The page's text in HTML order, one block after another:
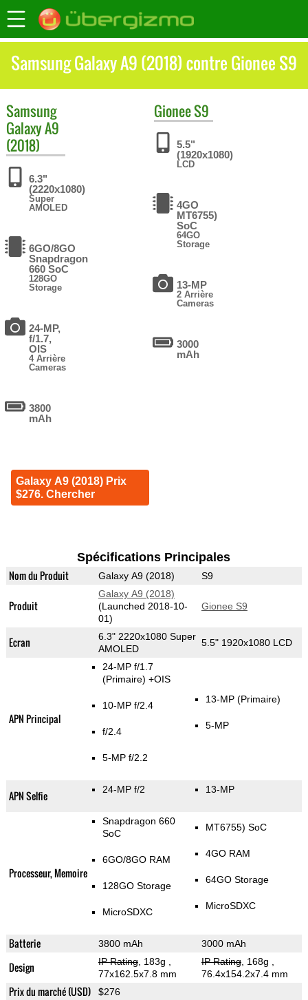
Samsung Galaxy A9 (2018) contre Gionee S9
Samsung
Galaxy A9
(2018)
6.3"
(2220x1080)
Super
AMOLED
6GO/8GO
Snapdragon
660 SoC
128GO
Storage
24-MP,
f/1.7,
OIS
4 Arrière
Cameras
3800
mAh
Galaxy A9 (2018) Prix
$276. Chercher
GioneeS9
5.5"
(1920x1080)
LCD
4GO
MT6755)
SoC
64GO
Storage
13-MP
2 Arrière
Cameras
3000
mAh
Spécifications Principales
Nom du Produit Galaxy A9 (2018) S9
Produit
Galaxy A9 (2018)
(Launched 2018-10-
01)
Gionee S9
Ecran
6.3" 2220x1080 Super
AMOLED
5.5" 1920x1080 LCD
APN Principal
24-MP f/1.7
(Primaire) +OIS
10-MP f/2.4
f/2.4
5-MP f/2.2
13-MP (Primaire)
5-MP
APN Selfie 24-MP f/2 13-MP
Processeur, Memoire
Snapdragon 660
SoC
6GO/8GO RAM
128GO Storage
MicroSDXC
MT6755) SoC
4GO RAM
64GO Storage
MicroSDXC
Batterie 3800 mAh 3000 mAh
Design IP Rating, 183g
77x162.5x7.8 mm
IP Rating, 168g
76.4x154.2x7.4 mm
Prix du marché (USD) $276